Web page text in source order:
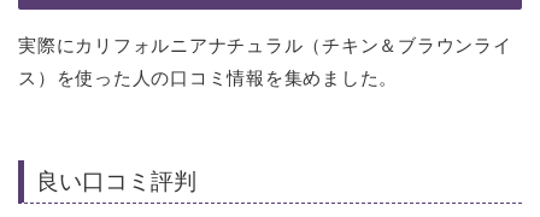
実際にカリフォルニアナチュラル（チキン＆ブラウンライ
ス）を使った人の口コミ情報を集めました。
良い口コミ評判